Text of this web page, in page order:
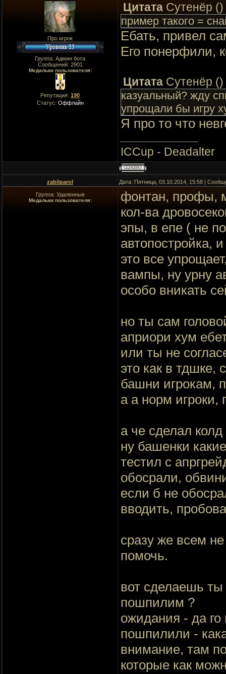
Про игрок
Группа: Админ бота
Сообщений: 2901
Медальки пользователя:
Репутация: 190
Статус: Оффлайн
Цитата Сутенёр ()
пример такого =
Ебать, привел
Его понерфили,
Цитата Сутенёр ()
казуальный? жду
упрощали бы игру
Я про то что
ICCup - Deadalter
zabilparol Дата: Пятница, 03.10.2014, 15:58 |
Группа: Удаленные
Медальки пользователя:
фонтан, профы,
кол-ва
эпы, в епе ( не
автопостройка, и
это все
вампы, ну урну
особо вникать
но ты сам
априори хум
или ты не
это как в тдшке,
башни игрокам,
а а норм игроки,
а че сделал
ну башенки
тестил с
обосрали,
если б не
вводить,
сразу же всем
помочь.
вот сделаешь ты
пошпилим ?
ожидания - да го
пошпилили -
внимание, там
которые как